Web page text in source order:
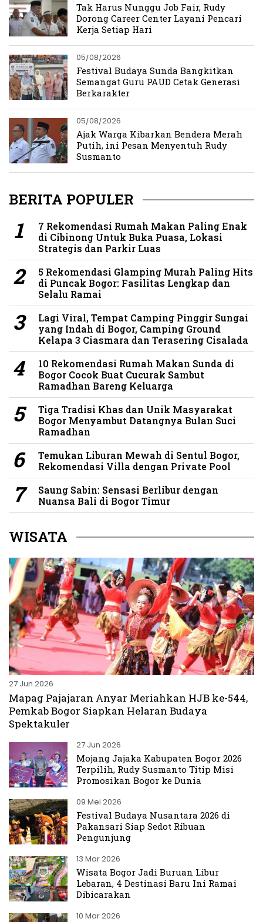
Tak Harus Nunggu Job Fair, Rudy
Dorong Career Center Layani Pencari
Kerja Setiap Hari
05/08/2026
Festival Budaya Sunda Bangkitkan
Semangat Guru PAUD Cetak Generasi
Berkarakter
05/08/2026
Ajak Warga Kibarkan Bendera Merah
Putih, ini Pesan Menyentuh Rudy
Susmanto
BERITA POPULER
7 Rekomendasi Rumah Makan Paling Enak
di Cibinong Untuk Buka Puasa, Lokasi
Strategis dan Parkir Luas
5 Rekomendasi Glamping Murah Paling Hits
di Puncak Bogor: Fasilitas Lengkap dan
Selalu Ramai
Lagi Viral, Tempat Camping Pinggir Sungai
yang Indah di Bogor, Camping Ground
Kelapa 3 Ciasmara dan Terasering Cisalada
10 Rekomendasi Rumah Makan Sunda di
Bogor Cocok Buat Cucurak Sambut
Ramadhan Bareng Keluarga
Tiga Tradisi Khas dan Unik Masyarakat
Bogor Menyambut Datangnya Bulan Suci
Ramadhan
Temukan Liburan Mewah di Sentul Bogor,
Rekomendasi Villa dengan Private Pool
Saung Sabin: Sensasi Berlibur dengan
Nuansa Bali di Bogor Timur
WISATA
27 Jun 2026
Mapag Pajajaran Anyar Meriahkan HJB ke-544,
Pemkab Bogor Siapkan Helaran Budaya
Spektakuler
27 Jun 2026
Mojang Jajaka Kabupaten Bogor 2026
Terpilih, Rudy Susmanto Titip Misi
Promosikan Bogor ke Dunia
09 Mei 2026
Festival Budaya Nusantara 2026 di
Pakansari Siap Sedot Ribuan
Pengunjung
13 Mar 2026
Wisata Bogor Jadi Buruan Libur
Lebaran, 4 Destinasi Baru Ini Ramai
Dibicarakan
10 Mar 2026